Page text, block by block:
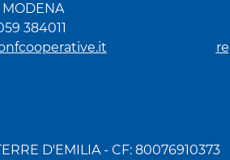
MODENA
384011
D'EMILIA - CF: 80076910373